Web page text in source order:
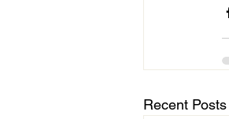
Recent Posts